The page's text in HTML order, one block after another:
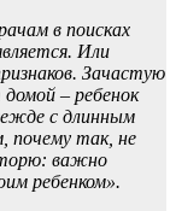
в поисках
Или
Зачастую
– ребенок
с длинным
почему так, не
важно
ребенком».